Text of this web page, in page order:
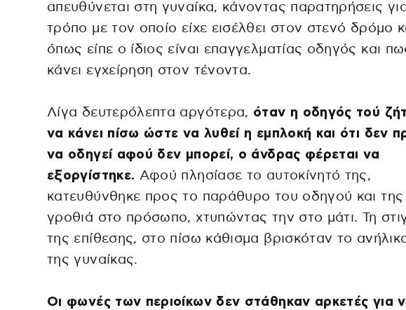
απευθύνεται στη γυναίκα, κάνοντας παρατηρήσεις
τρόπο με τον οποίο είχε εισέλθει στον στενό δρόμο
όπως είπε ο ίδιος είναι επαγγελματίας οδηγός και
κάνει εγχείρηση στον τένοντα.
Λίγα δευτερόλεπτα αργότερα, όταν η οδηγός τού
να κάνει πίσω ώστε να λυθεί η εμπλοκή και ότι δεν
να οδηγεί αφού δεν μπορεί, ο άνδρας φέρεται να
εξοργίστηκε. Αφού πλησίασε το αυτοκίνητό της,
κατευθύνθηκε προς το παράθυρο του οδηγού και της
γροθιά στο πρόσωπο, χτυπώντας την στο μάτι. Τη
της επίθεσης, στο πίσω κάθισμα βρισκόταν το
της γυναίκας.
Οι φωνές των περιοίκων δεν στάθηκαν αρκετές για